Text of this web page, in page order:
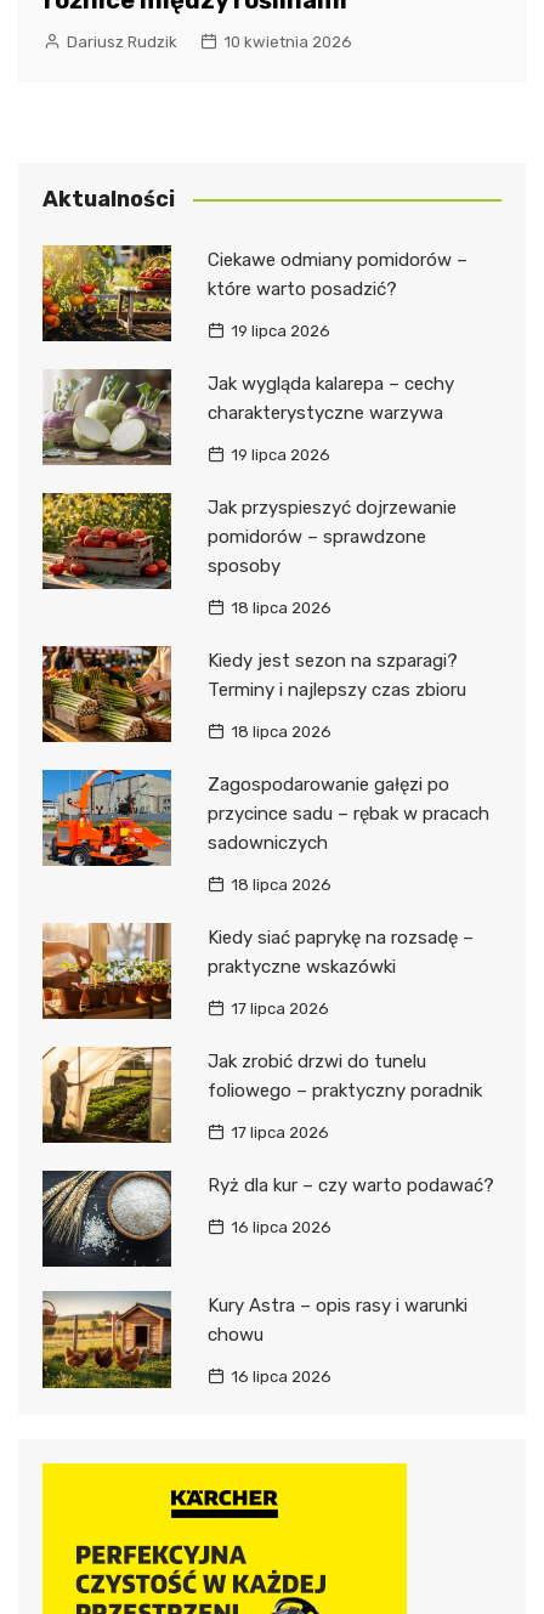
Dariusz Rudzik 10 kwietnia 2026
Aktualności
Ciekawe odmiany pomidorów –
które warto posadzić?
19 lipca 2026
Jak wygląda kalarepa – cechy
charakterystyczne warzywa
19 lipca 2026
Jak przyspieszyć dojrzewanie
pomidorów – sprawdzone
sposoby
18 lipca 2026
Kiedy jest sezon na szparagi?
Terminy i najlepszy czas zbioru
18 lipca 2026
Zagospodarowanie gałęzi po
przycince sadu – rębak w pracach
sadowniczych
18 lipca 2026
Kiedy siać paprykę na rozsadę –
praktyczne wskazówki
17 lipca 2026
Jak zrobić drzwi do tunelu
foliowego – praktyczny poradnik
17 lipca 2026
Ryż dla kur – czy warto podawać?
16 lipca 2026
Kury Astra – opis rasy i warunki
chowu
16 lipca 2026